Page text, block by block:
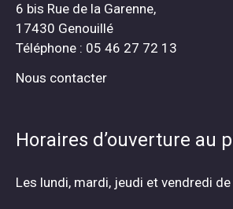
6 bis Rue de la Garenne,
17430 Genouillé
Téléphone : 05 46 27 72 13
Nous contacter
Horaires d’ouverture au
Les lundi, mardi, jeudi et vendredi